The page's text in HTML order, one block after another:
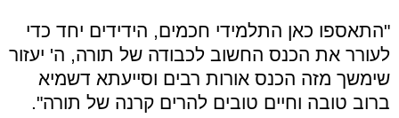
"התאספו כאן התלמידי חכמים, הידידים יחד כדי
לעורר את הכנס החשוב לכבודה של תורה, ה' יעזור
שימשך מזה הכנס אורות רבים וסייעתא דשמיא
ברוב טובה וחיים טובים להרים קרנה של תורה".